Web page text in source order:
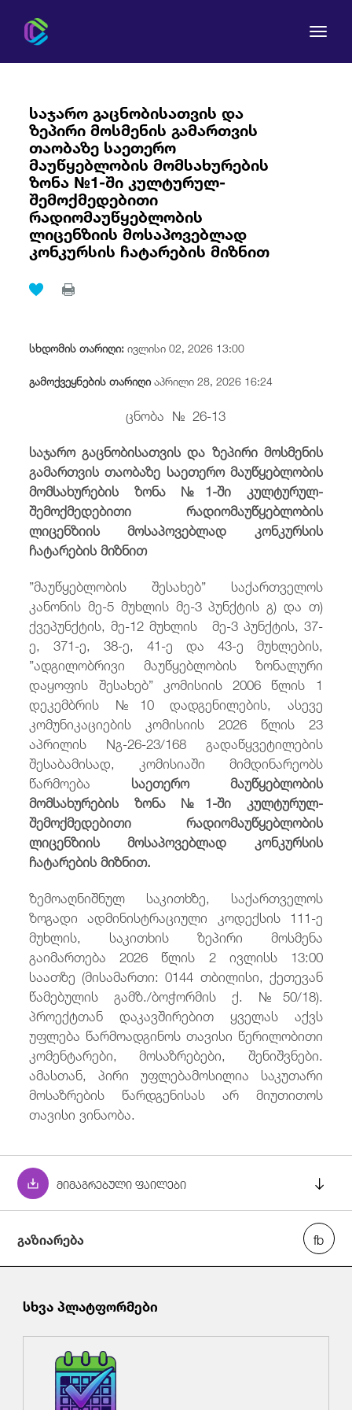
კომისია
მომხმარებლის უფლებები
რეგულირება
სამართლებრივი აქტები
საჯარო გაცნობისათვის და
ზეპირი მოსმენის გამართვის
თაობაზე საეთერო
მაუწყებლობის მომსახურების
ზონა №1-ში კულტურულ-
შემოქმედებითი
რადიომაუწყებლობის
ლიცენზიის მოსაპოვებლად
კონკურსის ჩატარების მიზნით
სხდომის თარიღი:ივლისი 02, 2026 13:00
გამოქვეყნების თარიღიაპრილი 28, 2026 16:24
ცნობა № 26-13
საჯარო გაცნობისათვის და ზეპირი მოსმენის
გამართვის თაობაზე საეთერო მაუწყებლობის
მომსახურების ზონა №1-ში კულტურულ-
შემოქმედებითი რადიომაუწყებლობის
ლიცენზიის მოსაპოვებლად კონკურსის
ჩატარების მიზნით
”მაუწყებლობის შესახებ” საქართველოს
კანონის მე-5 მუხლის მე-3 პუნქტის გ) და თ)
ქვეპუნქტის, მე-12 მუხლის მე-3 პუნქტის, 37-
ე, 371-ე, 38-ე, 41-ე და 43-ე მუხლების,
”ადგილობრივი მაუწყებლობის ზონალური
დაყოფის შესახებ” კომისიის 2006 წლის 1
დეკემბრის №10 დადგენილების, ასევე
კომუნიკაციების კომისიის 2026 წლის 23
აპრილის Nგ-26-23/168 გადაწყვეტილების
შესაბამისად, კომისიაში მიმდინარეობს
წარმოება საეთერო მაუწყებლობის
მომსახურების ზონა №1-ში კულტურულ-
შემოქმედებითი რადიომაუწყებლობის
ლიცენზიის მოსაპოვებლად კონკურსის
ჩატარების მიზნით.
ზემოაღნიშნულ საკითხზე, საქართველოს
ზოგადი ადმინისტრაციული კოდექსის 111-ე
მუხლის, საკითხის ზეპირი მოსმენა
გაიმართება 2026 წლის 2 ივლისს 13:00
საათზე (მისამართი: 0144 თბილისი, ქეთევან
წამებულის გამზ./ბოჭორმის ქ. №50/18).
პროექტთან დაკავშირებით ყველას აქვს
უფლება წარმოადგინოს თავისი წერილობითი
კომენტარები, მოსაზრებები, შენიშვნები.
ამასთან, პირი უფლებამოსილია საკუთარი
მოსაზრების წარდგენისას არ მიუთითოს
თავისი ვინაობა.
გაზიარება
მიმაგრებული ფაილები
FM_Tbilisi_Tower_2xADE_dipoles-pattern.txt
FM_Single_ADE_dipole-pattern.txt
ADE010223X_.pdf
FM_Tbilisi_Tower_2xADE_dipoles-
Preliminary_design.pdf
236)_საქართველოს_კომუნიკაციების_ეროვნუ
სხვა პლატფორმები